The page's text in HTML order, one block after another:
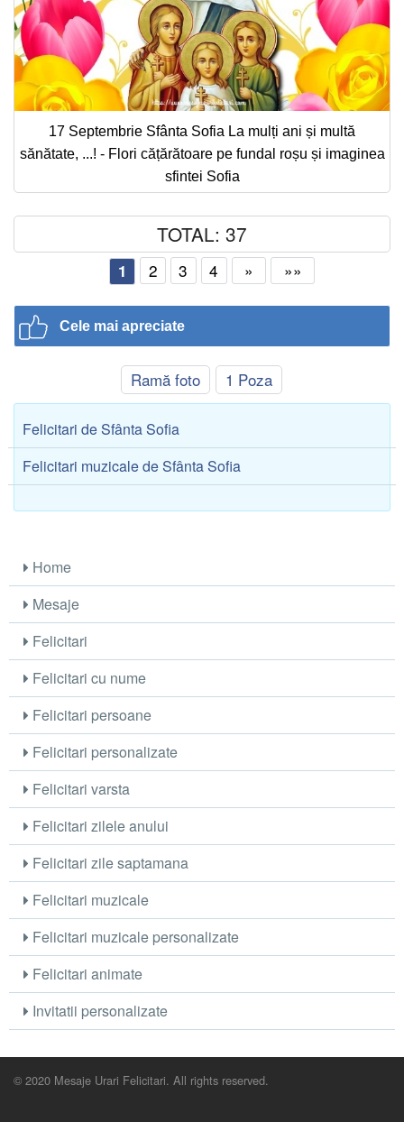
17 Septembrie Sfânta Sofia La mulți ani și multă
sănătate, ...! - Flori cățărătoare pe fundal roșu și imaginea
sfintei Sofia
TOTAL: 37
1 2 3 4 » »»
Cele mai apreciate
Ramă foto 1 Poza
Felicitari de Sfânta Sofia
Felicitari muzicale de Sfânta Sofia
Home
Mesaje
Felicitari
Felicitari cu nume
Felicitari persoane
Felicitari personalizate
Felicitari varsta
Felicitari zilele anului
Felicitari zile saptamana
Felicitari muzicale
Felicitari muzicale personalizate
Felicitari animate
Invitatii personalizate
© 2020 Mesaje Urari Felicitari. All rights reserved.